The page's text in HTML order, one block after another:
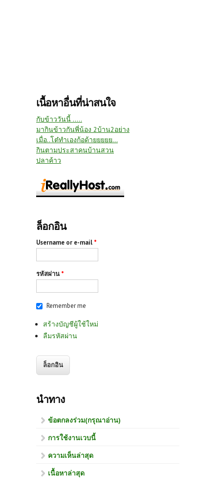
เนื้อหาอื่นที่น่าสนใจ
กับข้าววันนี้ .....
มากินข้าวกันพี่น้อง 2บ้าน2อย่าง
เมื่อ..โต๋ทำเองก้อด้ายยยยย...
กินตามประสาคนบ้านสวน
ปลาค้าว
ล็อกอิน
Username or e-mail *
รหัสผ่าน *
Remember me
สร้างบัญชีผู้ใช้ใหม่
ลืมรหัสผ่าน
นำทาง
ข้อตกลงร่วม(กรุณาอ่าน)
การใช้งานเวบนี้
ความเห็นล่าสุด
เนื้อหาล่าสุด